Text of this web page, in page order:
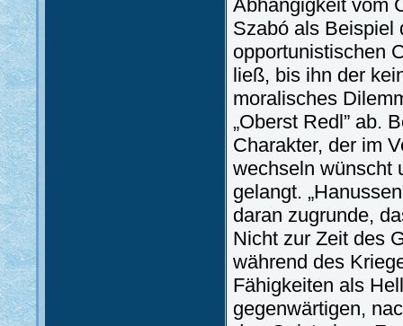
Abhängigkeit vom
Szabó als Beispiel
opportunistischen
ließ, bis ihn der
moralisches
„Oberst Redl” ab.
Charakter, der im
wechseln wünscht
gelangt.
daran zugrunde,
Nicht zur Zeit des
während des
Fähigkeiten als
gegenwärtigen,